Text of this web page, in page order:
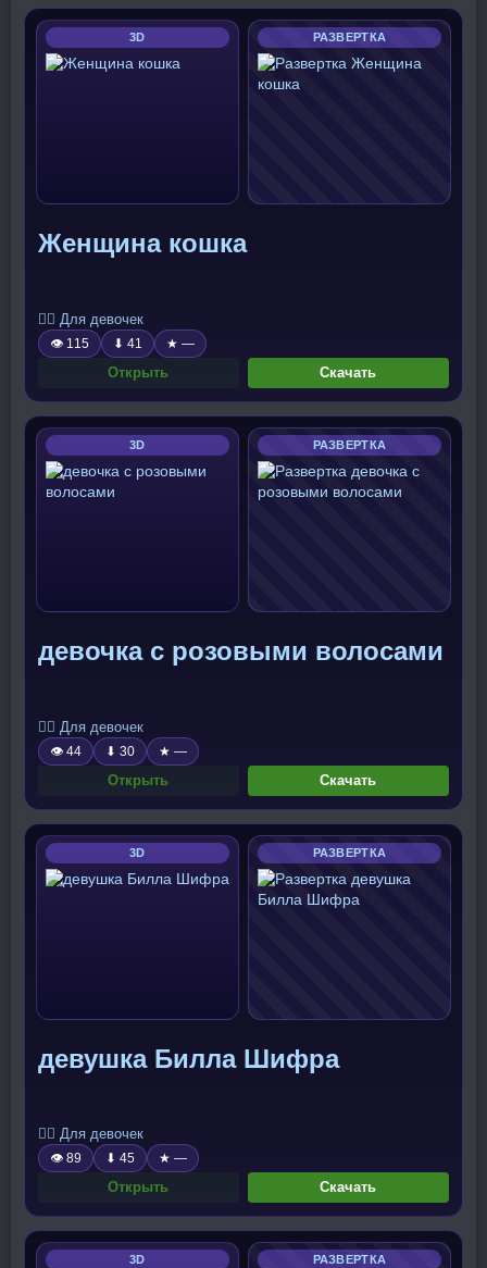
3D РАЗВЕРТКА
Женщина кошка
🧍‍♀️ Для девочек
👁 115 ⬇ 41 ★ —
Открыть Скачать
3D РАЗВЕРТКА
девочка с розовыми волосами
🧍‍♀️ Для девочек
👁 44 ⬇ 30 ★ —
Открыть Скачать
3D РАЗВЕРТКА
девушка Билла Шифра
🧍‍♀️ Для девочек
👁 89 ⬇ 45 ★ —
Открыть Скачать
3D РАЗВЕРТКА